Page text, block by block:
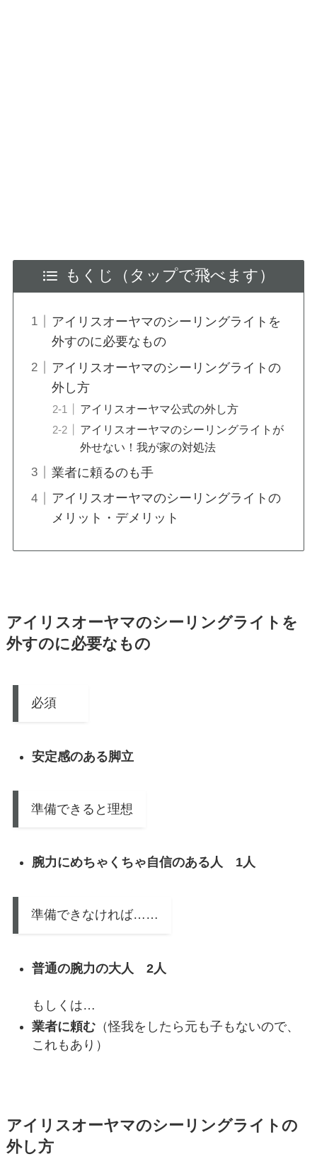
もくじ（タップで飛べます）
アイリスオーヤマのシーリングライトを
外すのに必要なもの
アイリスオーヤマのシーリングライトの
外し方
アイリスオーヤマ公式の外し方
アイリスオーヤマのシーリングライトが
外せない！我が家の対処法
業者に頼るのも手
アイリスオーヤマのシーリングライトの
メリット・デメリット
アイリスオーヤマのシーリングライトを
外すのに必要なもの
必須
安定感のある脚立
準備できると理想
腕力にめちゃくちゃ自信のある人 1人
準備できなければ……
普通の腕力の大人 2人
もしくは…
業者に頼む（怪我をしたら元も子もないので、
これもあり）
アイリスオーヤマのシーリングライトの
外し方